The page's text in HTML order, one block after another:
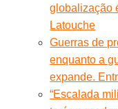
globalização
Latouche
Guerras de
enquanto a
expande.
“Escalada